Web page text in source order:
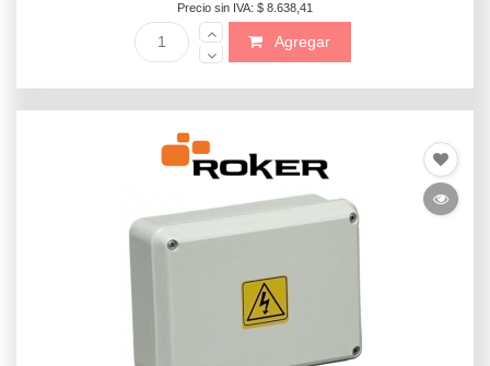
Precio sin IVA: $ 8.638,41
Agregar